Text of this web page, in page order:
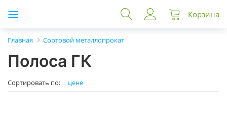
Корзина
Главная Сортовой металлопрокат
Полоса ГК
Сортировать по: цене